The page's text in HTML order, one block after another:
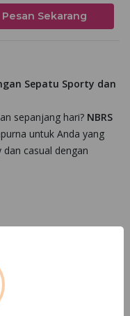
Pesan Sekarang
Sepatu Sporty dan
sepanjang hari? NBRS
untuk Anda yang
casual dengan
kuat, dan nyaman,